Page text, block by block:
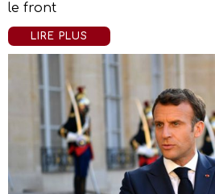
le front
LIRE PLUS